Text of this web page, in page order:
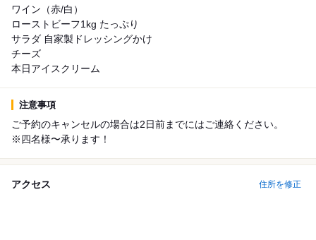
ワイン（赤/白）
ローストビーフ1kg たっぷり
サラダ 自家製ドレッシングかけ
チーズ
本日アイスクリーム
注意事項
ご予約のキャンセルの場合は2日前までにはご連絡ください。
※四名様〜承ります！
アクセス 住所を修正